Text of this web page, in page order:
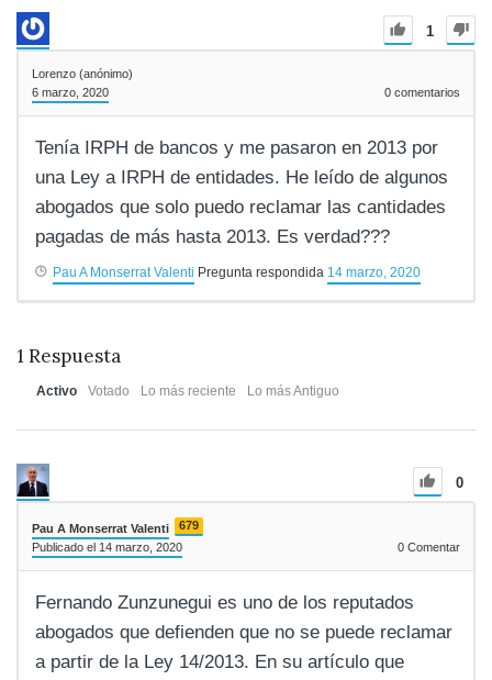
1
Lorenzo (anónimo)
6 marzo, 2020
0 comentarios
Tenía IRPH de bancos y me pasaron en 2013 por
una Ley a IRPH de entidades. He leído de algunos
abogados que solo puedo reclamar las cantidades
pagadas de más hasta 2013. Es verdad???
Pau A Monserrat Valenti Pregunta respondida 14 marzo, 2020
1 Respuesta
Activo Votado Lo más reciente Lo más Antiguo
0
Pau A Monserrat Valenti
679
Publicado el 14 marzo, 2020
0 Comentar
Fernando Zunzunegui es uno de los reputados
abogados que defienden que no se puede reclamar
a partir de la Ley 14/2013. En su artículo que